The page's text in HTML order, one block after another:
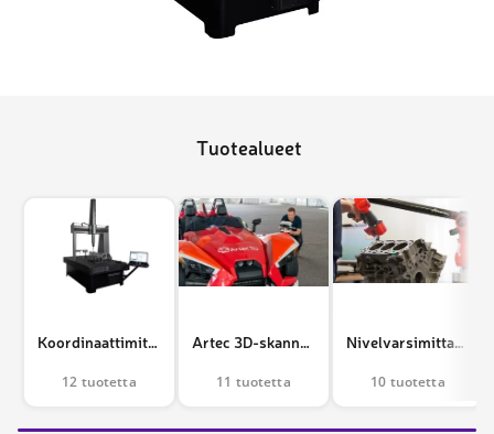
Tuotealueet
Koordinaattimittauskoneet
12 tuotetta
Artec 3D-skannerit
11 tuotetta
Nivelvarsimittakoneet
10 tuotetta